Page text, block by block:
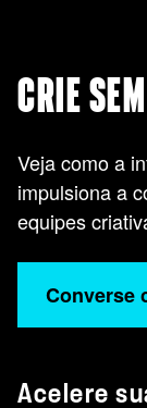
CRIE
Veja como a
impulsiona a
equipes
Converse
Acelere